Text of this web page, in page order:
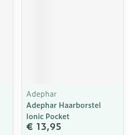
Adephar
Adephar Haarborstel
Ionic Pocket
€ 13,95